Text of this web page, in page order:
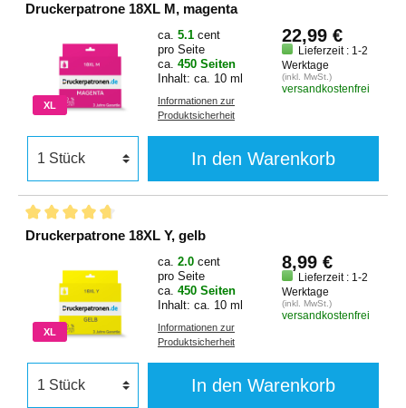
Druckerpatrone 18XL M, magenta
XL
ca. 5.1 cent
pro Seite
ca. 450 Seiten
Inhalt: ca. 10 ml
Informationen zur
Produktsicherheit
22,99 €
Lieferzeit : 1-2
Werktage
(inkl. MwSt.)
versandkostenfrei
In den Warenkorb
Druckerpatrone 18XL Y, gelb
XL
ca. 2.0 cent
pro Seite
ca. 450 Seiten
Inhalt: ca. 10 ml
Informationen zur
Produktsicherheit
8,99 €
Lieferzeit : 1-2
Werktage
(inkl. MwSt.)
versandkostenfrei
In den Warenkorb